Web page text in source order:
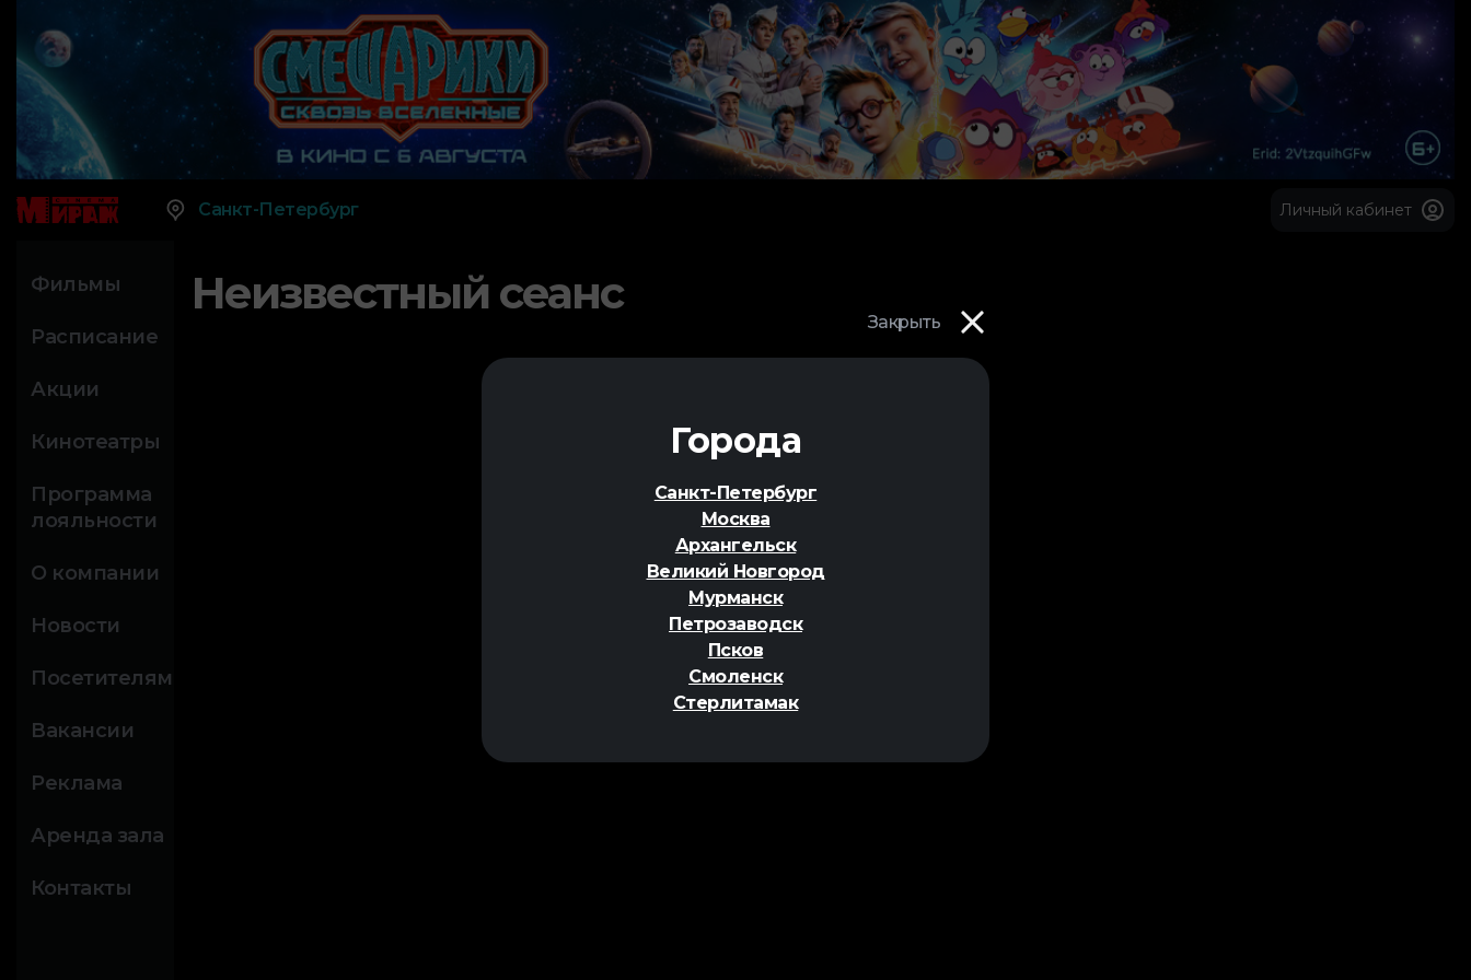
Закрыть
Города
Санкт-Петербург
Москва
Архангельск
Великий Новгород
Мурманск
Петрозаводск
Псков
Смоленск
Стерлитамак
Санкт-Петербург Личный кабинет
Фильмы
Расписание
Акции
Кинотеатры
Программа
лояльности
О компании
Новости
Посетителям
Вакансии
Реклама
Аренда зала
Контакты
Неизвестный сеанс